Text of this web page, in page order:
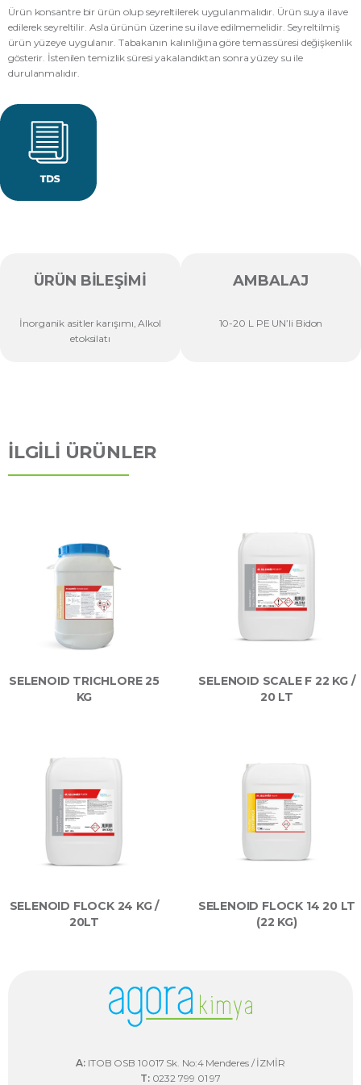
Ürün konsantre bir ürün olup seyreltilerek uygulanmalıdır. Ürün suya ilave
edilerek seyreltilir. Asla ürünün üzerine su ilave edilmemelidir. Seyreltilmiş
ürün yüzeye uygulanır. Tabakanın kalınlığına göre temas süresi değişkenlik
gösterir. İstenilen temizlik süresi yakalandıktan sonra yüzey su ile
durulanmalıdır.
ÜRÜN BILEŞIMI
İnorganik asitler karışımı, Alkol
etoksilatı
AMBALAJ
10-20 L PE UN’li Bidon
İLGİLİ ÜRÜNLER
SELENOID TRICHLORE 25
KG
SELENOID SCALE F 22 KG /
20 LT
SELENOID FLOCK 24 KG /
20LT
SELENOID FLOCK 14 20 LT
(22 KG)
A:ITOB OSB 10017 Sk. No:4 Menderes / İZMİR
T:0232 799 01 97